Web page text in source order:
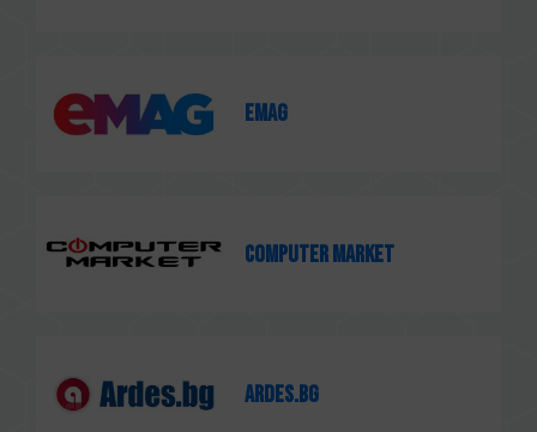
emag
Computer Market
Ardes.bg